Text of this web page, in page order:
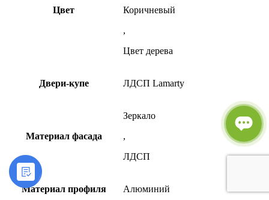
Цвет
Коричневый
,
Цвет дерева
Двери-купе ЛДСП Lamarty
Материал фасада
Зеркало
,
ЛДСП
Материал профиля Алюминий